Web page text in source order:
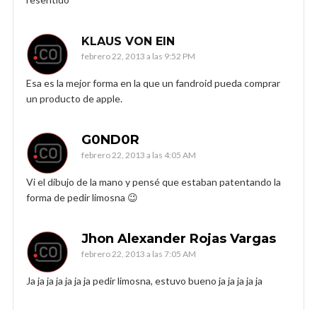
KLAUS VON EIN
febrero 22, 2013 a las 9:52 PM
Esa es la mejor forma en la que un fandroid pueda comprar
un producto de apple.
G0ND0R
febrero 22, 2013 a las 4:05 AM
Vi el dibujo de la mano y pensé que estaban patentando la
forma de pedir limosna 😉
Jhon Alexander Rojas Vargas
febrero 22, 2013 a las 7:05 AM
Ja ja ja ja ja ja ja pedir limosna, estuvo bueno ja ja ja ja ja